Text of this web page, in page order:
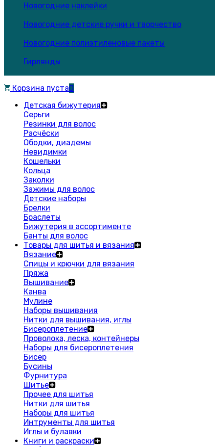
Новогодние наклейки
Новогодние детские ручки и творчество
Новогодние полиэтиленовые пакеты
Гирлянды
Корзина пуста0
Детская бижутерия
Серьги
Резинки для волос
Расчёски
Ободки, диадемы
Невидимки
Кошельки
Кольца
Заколки
Зажимы для волос
Детские наборы
Брелки
Браслеты
Бижутерия в ассортименте
Банты для волос
Товары для шитья и вязания
Вязание
Спицы и крючки для вязания
Пряжа
Вышивание
Канва
Мулине
Наборы вышивания
Нитки для вышивания, иглы
Бисероплетение
Проволока, леска, контейнеры
Наборы для бисероплетения
Бисер
Бусины
Фурнитура
Шитье
Прочее для шитья
Нитки для шитья
Наборы для шитья
Интрументы для шитья
Иглы и булавки
Книги и раскраски